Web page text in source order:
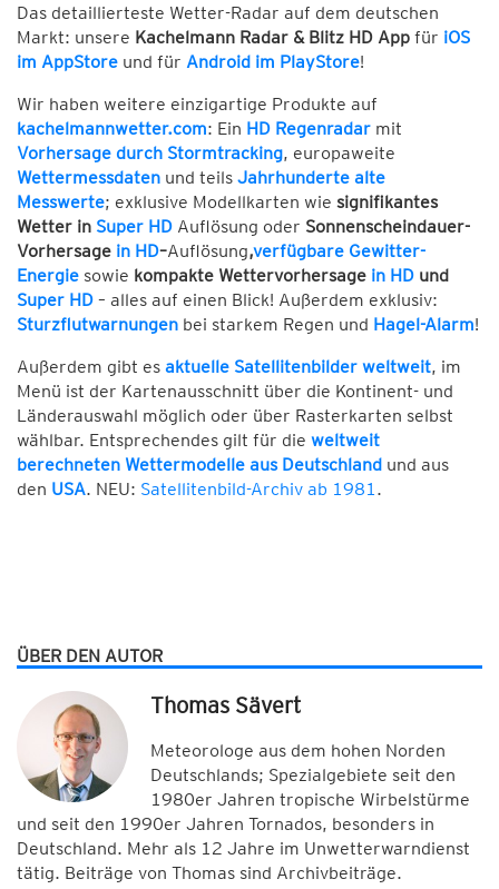
Das detaillierteste Wetter-Radar auf dem deutschen
Markt: unsere Kachelmann Radar & Blitz HD App für iOS
im AppStore und für Android im PlayStore!
Wir haben weitere einzigartige Produkte auf
kachelmannwetter.com: Ein HD Regenradar mit
Vorhersage durch Stormtracking, europaweite
Wettermessdaten und teils Jahrhunderte alte
Messwerte; exklusive Modellkarten wie signifikantes
Wetter in Super HD Auflösung oder Sonnenscheindauer-
Vorhersage in HD–Auflösung,verfügbare Gewitter-
Energie sowie kompakte Wettervorhersage in HD und
Super HD – alles auf einen Blick! Außerdem exklusiv:
Sturzflutwarnungen bei starkem Regen und Hagel-Alarm!
Außerdem gibt es aktuelle Satellitenbilder weltweit, im
Menü ist der Kartenausschnitt über die Kontinent- und
Länderauswahl möglich oder über Rasterkarten selbst
wählbar. Entsprechendes gilt für die weltweit
berechneten Wettermodelle aus Deutschland und aus
den USA. NEU: Satellitenbild-Archiv ab 1981 .
ÜBER DEN AUTOR
Thomas Sävert
Meteorologe aus dem hohen Norden
Deutschlands; Spezialgebiete seit den
1980er Jahren tropische Wirbelstürme
und seit den 1990er Jahren Tornados, besonders in
Deutschland. Mehr als 12 Jahre im Unwetterwarndienst
tätig. Beiträge von Thomas sind Archivbeiträge.